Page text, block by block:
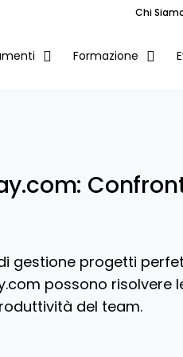
Chi
Formazione
gestione progetti
possono risolvere
del team.